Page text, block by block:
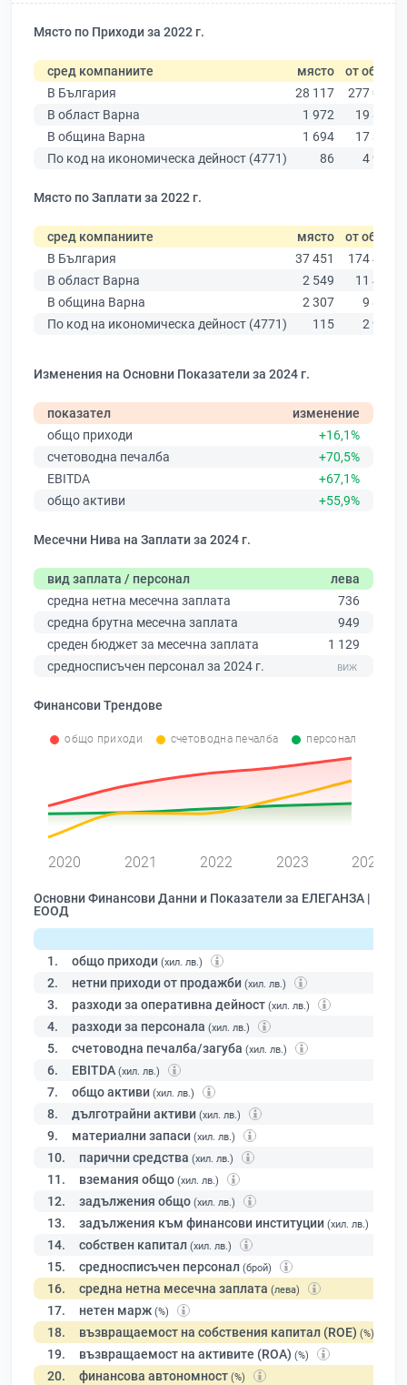
Място по Приходи за 2022 г.
сред компаниите място от общо
В България
28 117
277 019
В област Варна
1 972
19 882
В община Варна
1 694
17 349
По код на икономическа дейност (4771)
86 4 978
Място по Заплати за 2022 г.
сред компаниите място от общо
В България
37 451
174 403
В област Варна
2 549
11 437
В община Варна
2 307
9 876
По код на икономическа дейност (4771)
115 2 912
Изменения на Основни Показатели за 2024 г.
показател
изменение
общо приходи
+16,1%
счетоводна печалба
+70,5%
EBITDA
+67,1%
общо активи
+55,9%
Месечни Нива на Заплати за 2024 г.
вид заплата / персонал
лева
средна нетна месечна заплата
736
средна брутна месечна заплата
949
среден бюджет за месечна заплата
1 129
средносписъчен персонал за 2024 г.
Финансови Трендове
общо приходи счетоводна печалба персонал
2020 2021 2022 2023 2024
Основни Финансови Данни и Показатели за ЕЛЕГАНЗА |
ЕООД
1. общо приходи (хил. лв.)
2. нетни приходи от продажби (хил. лв.)
3. разходи за оперативна дейност (хил. лв.)
4. разходи за персонала (хил. лв.)
5. счетоводна печалба/загуба (хил. лв.)
6. EBITDA (хил. лв.)
7. общо активи (хил. лв.)
8. дълготрайни активи (хил. лв.)
9. материални запаси (хил. лв.)
10. парични средства (хил. лв.)
11. вземания общо (хил. лв.)
12. задължения общо (хил. лв.)
13. задължения към финансови институции (хил. лв.)
14. собствен капитал (хил. лв.)
15. средносписъчен персонал (брой)
16. средна нетна месечна заплата (лева)
17. нетен марж (%)
18. възвращаемост на собствения капитал (ROE) (%)
19. възвращаемост на активите (ROA) (%)
20. финансова автономност (%)